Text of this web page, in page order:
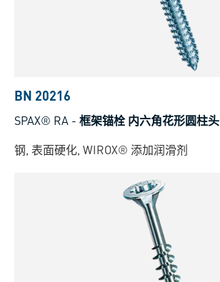
BN 20216
SPAX® RA - 框架锚栓 内六角花形圆柱头
钢, 表面硬化, WIROX® 添加润滑剂